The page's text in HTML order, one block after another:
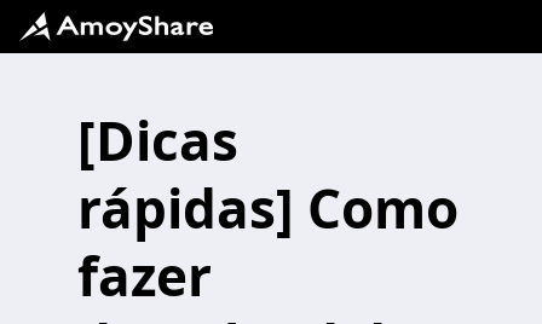
[Dicas
rápidas] Como
fazer